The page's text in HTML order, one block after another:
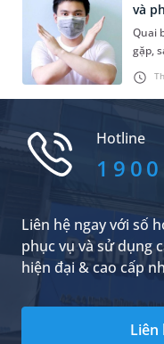
và
Quai
gặp,
nam
này,
sức
Hotline
Liên hệ ngay với số
phục vụ và sử dụng
hiện đại & cao cấp
Liên